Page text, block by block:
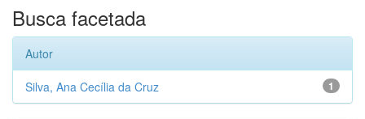
Busca facetada
Autor
1
Silva, Ana Cecília da Cruz